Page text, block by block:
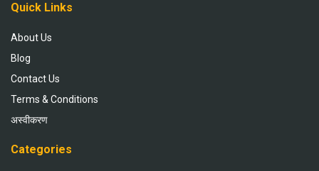
Quick Links
About Us
Blog
Contact Us
Terms & Conditions
अस्वीकरण
Categories